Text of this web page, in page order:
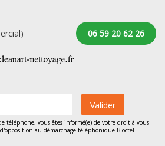
06 59 20 62 26
Valider
téléphone, vous êtes informé(e) de votre droit à vous
au démarchage téléphonique Bloctel :